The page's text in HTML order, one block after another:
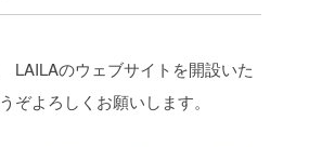
LAILAのウェブサイトを開設いた
ぞよろしくお願いします。